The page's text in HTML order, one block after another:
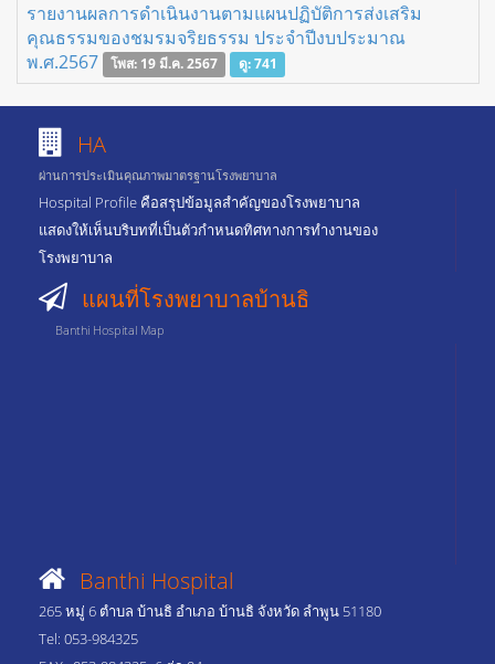
รายงานผลการดำเนินงานตามแผนปฏิบัติการส่งเสริม
คุณธรรมของชมรมจริยธรรม ประจำปีงบประมาณ
พ.ศ.2567
โพส: 19 มี.ค. 2567 ดู: 741
HA
ผ่านการประเมินคุณภาพมาตรฐานโรงพยาบาล
Hospital Profile คือสรุปข้อมูลสำคัญของโรงพยาบาล
แสดงให้เห็นบริบทที่เป็นตัวกำหนดทิศทางการทำงานของ
โรงพยาบาล
แผนที่โรงพยาบาลบ้านธิ
Banthi Hospital Map
Banthi Hospital
265 หมู่ 6 ตำบล บ้านธิ อำเภอ บ้านธิ จังหวัด ลำพูน 51180
Tel: 053-984325